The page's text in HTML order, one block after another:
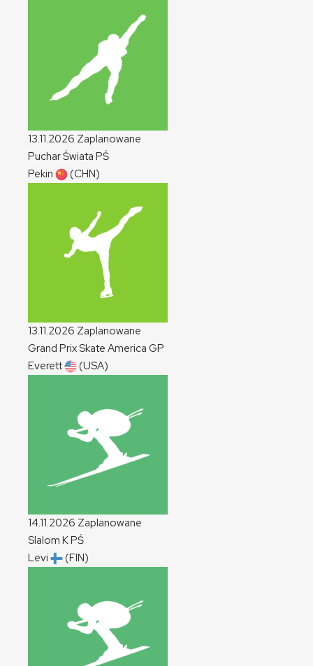
13.11.2026 Zaplanowane
Puchar Świata PŚ
Pekin
(CHN)
13.11.2026 Zaplanowane
Grand Prix Skate America GP
Everett
(USA)
14.11.2026 Zaplanowane
Slalom KPŚ
Levi
(FIN)